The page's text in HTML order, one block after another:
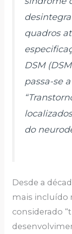
quadros
DSM
passa-se
do
Desde a
mais incluído
considerado